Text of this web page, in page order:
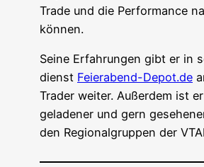
Trade und die Per­for­mance
können.
Sei­ne Erfah­run­gen gibt er in
dienst Feierabend-Depot.de
Trader wei­ter. Außer­dem ist
ge­la­de­ner und gern
den Regio­nal­grup­pen der